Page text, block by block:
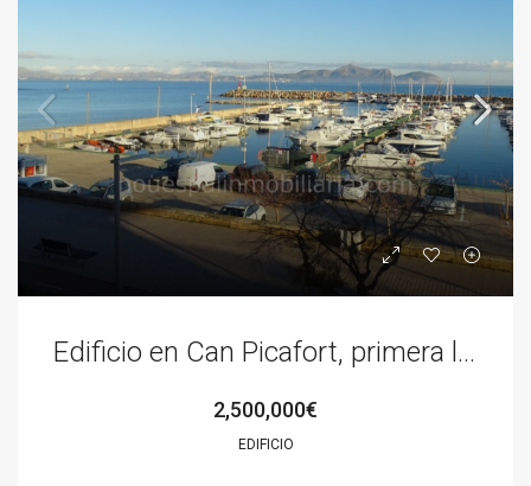
Edificio en Can Picafort, primera linea
2,500,000€
EDIFICIO